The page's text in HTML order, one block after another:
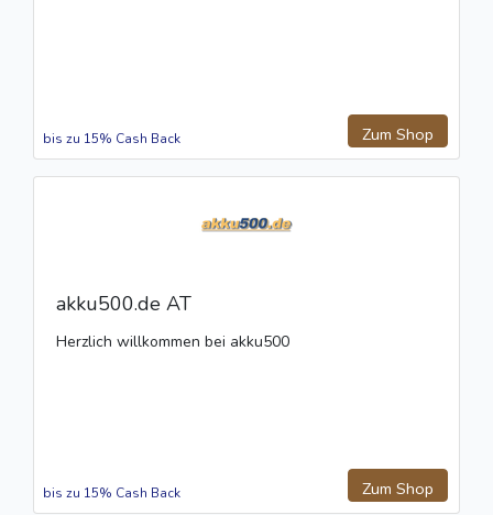
Zum Shop
bis zu 15% Cash Back
akku500.de AT
Herzlich willkommen bei akku500
Zum Shop
bis zu 15% Cash Back